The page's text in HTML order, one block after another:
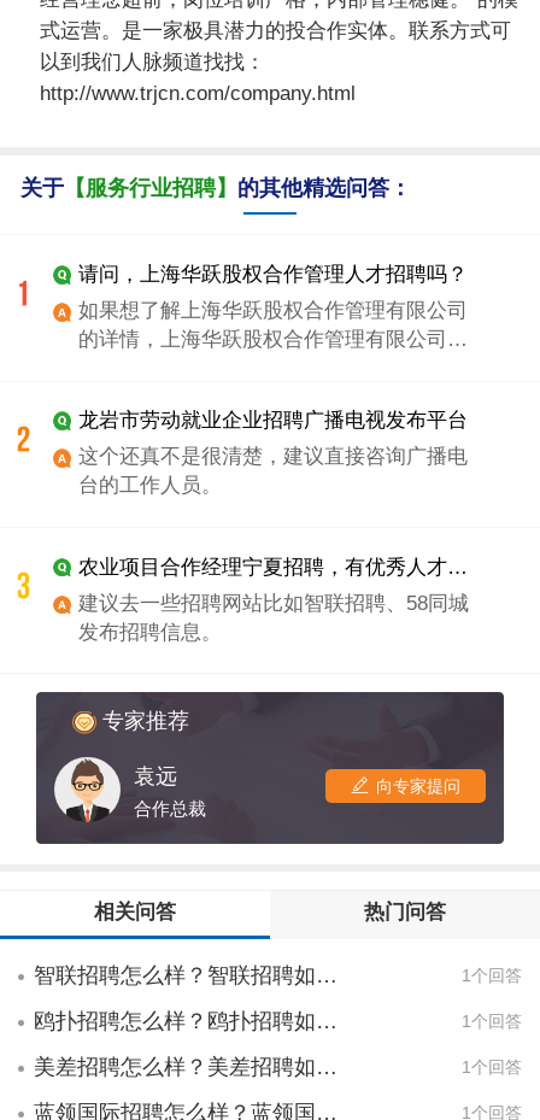
式运营。是一家极具潜力的投合作实体。联系方式可
以到我们人脉频道找找：
http://www.trjcn.com/company.html
关于【服务行业招聘】 的其他精选问答：
请问，上海华跃股权合作管理人才招聘吗？
如果想了解上海华跃股权合作管理有限公司
的详情，上海华跃股权合作管理有限公司是
并以市场化、商业化手段运作的合作管理公
司。华跃资源总部设立于上海市东方环球企
业中心，主要从事金融股权、商业连锁等等
频道找找：
http://www.trjcn.com/company.html
龙岩市劳动就业企业招聘广播电视发布平台
这个还真不是很清楚，建议直接咨询广播电
台的工作人员。
农业项目合作经理宁夏招聘，有优秀人才推荐吗？
建议去一些招聘网站比如智联招聘、58同城
发布招聘信息。
专家推荐
袁远
合作总裁
向专家提问
相关问答 热门问答
智联招聘怎么样？智联招聘如何好不好？ 1个回答
鸥扑招聘怎么样？鸥扑招聘如何好不好？ 1个回答
美差招聘怎么样？美差招聘如何好不好？ 1个回答
蓝领国际招聘怎么样？蓝领国际招聘如何好不好？ 1个回答